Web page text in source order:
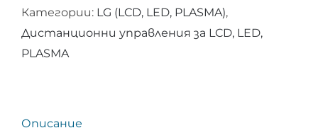
Категории: LG (LCD, LED, PLASMA),
Дистанционни управления за LCD, LED,
PLASMA
Описание